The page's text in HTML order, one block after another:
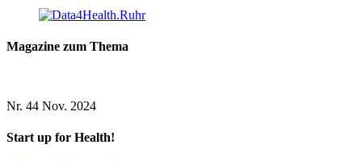
Magazine zum Thema
Nr. 44 Nov. 2024
Start up for Health!